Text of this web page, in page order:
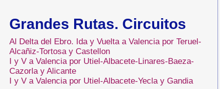
Grandes Rutas. Circuitos
Al Delta del Ebro. Ida y Vuelta a Valencia por Teruel-
Alcañiz-Tortosa y Castellon
I y V a Valencia por Utiel-Albacete-Linares-Baeza-
Cazorla y Alicante
I y V a Valencia por Utiel-Albacete-Yecla y Gandia